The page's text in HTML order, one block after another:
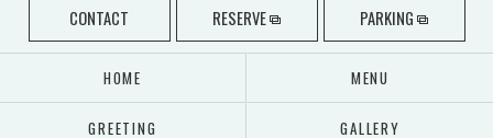
CONTACT RESERVE PARKING
HOME MENU
GREETING GALLERY